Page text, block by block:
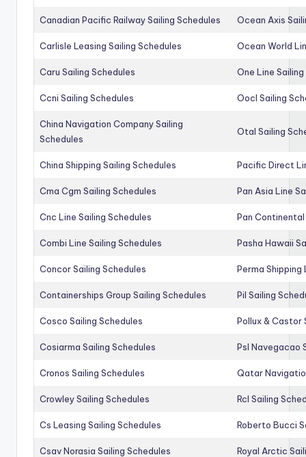
Canadian Pacific Railway Sailing Schedules Ocean Axis
Carlisle Leasing Sailing Schedules Ocean World
Caru Sailing Schedules One Line
Ccni Sailing Schedules Oocl Sailing
China Navigation Company Sailing
Schedules
Otal Sailing
China Shipping Sailing Schedules Pacific Direct
Cma Cgm Sailing Schedules Pan Asia Line
Cnc Line Sailing Schedules Pan Continental
Combi Line Sailing Schedules Pasha Hawaii
Concor Sailing Schedules Perma Shipping
Containerships Group Sailing Schedules Pil Sailing
Cosco Sailing Schedules Pollux & Castor
Cosiarma Sailing Schedules Psl Navegacao
Cronos Sailing Schedules Qatar
Crowley Sailing Schedules Rcl Sailing
Cs Leasing Sailing Schedules Roberto Bucci
Csav Norasia Sailing Schedules Royal Arctic